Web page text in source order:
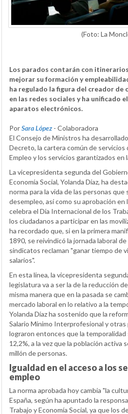
(Foto: La
Los parados contarán con
mejorar su formación y
ha regulado la figura del creador de
en las redes sociales y ha unificado
aparatos electrónicos.
PorSara López - Colaboradora
El Consejo de Ministros ha
Decreto, la cartera común de servicios
Empleo y los servicios garantizados en
La vicepresidenta segunda del
Economía Social, Yolanda Díaz, ha
norma para la vida de las personas
desempleo, así como su aprobación en
celebra el Día Internacional de los
los ciudadanos a participar en las
ha recordado que, si en la primera
1890, se reivindicó la jornada laboral
sindicatos reclaman "ganar tiempo de
salarios".
En esta línea, la vicepresidenta
legislatura va a ser la de la reducción
misma manera que en la pasada se
mercado laboral en lo relativo a la
Yolanda Díaz ha sostenido que la
Salario Mínimo Interprofesional y
lograron entonces que la temporalidad
12,2%, a la vez que la población activa
millón de personas.
Igualdad en el acceso a los
empleo
La norma aprobada hoy cambia "la
España, según ha apuntado la
Trabajo y Economía Social, ya que los